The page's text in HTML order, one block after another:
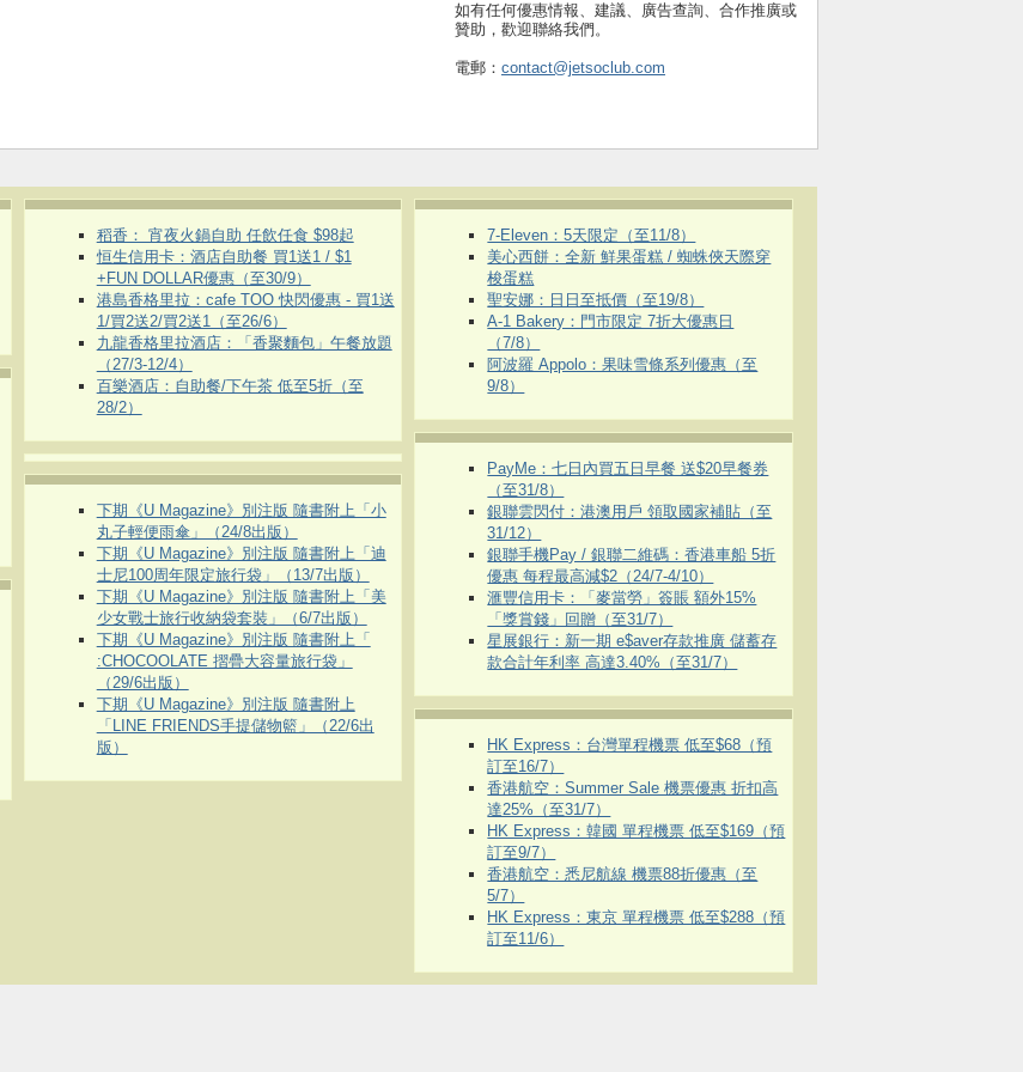
如有任何優惠情報、建議、廣告查詢、合作推廣或
贊助，歡迎聯絡我們。
電郵： contact@jetsoclub.com
稻香： 宵夜火鍋自助 任飲任食 $98起
恒生信用卡：酒店自助餐 買1送1 / $1
+FUN DOLLAR優惠（至30/9）
港島香格里拉：cafe TOO 快閃優惠 - 買1送
1/買2送2/買2送1（至26/6）
九龍香格里拉酒店：「香聚麵包」午餐放題
（27/3-12/4）
百樂酒店：自助餐/下午茶 低至5折（至
28/2）
下期《U Magazine》別注版 隨書附上「小
丸子輕便雨傘」（24/8出版）
下期《U Magazine》別注版 隨書附上「迪
士尼100周年限定旅行袋」（13/7出版）
下期《U Magazine》別注版 隨書附上「美
少女戰士旅行收納袋套裝」（6/7出版）
下期《U Magazine》別注版 隨書附上「
:CHOCOOLATE 摺疊大容量旅行袋」
（29/6出版）
下期《U Magazine》別注版 隨書附上
「LINE FRIENDS手提儲物籃」（22/6出
版）
7-Eleven：5天限定（至11/8）
美心西餅：全新 鮮果蛋糕 / 蜘蛛俠天際穿
梭蛋糕
聖安娜：日日至抵價（至19/8）
A-1 Bakery：門市限定 7折大優惠日
（7/8）
阿波羅 Appolo：果味雪條系列優惠（至
9/8）
PayMe：七日內買五日早餐 送$20早餐券
（至31/8）
銀聯雲閃付：港澳用戶 領取國家補貼（至
31/12）
銀聯手機Pay / 銀聯二維碼：香港車船 5折
優惠 每程最高減$2（24/7-4/10）
滙豐信用卡：「麥當勞」簽賬 額外15%
「獎賞錢」回贈（至31/7）
星展銀行：新一期 e$aver存款推廣 儲蓄存
款合計年利率 高達3.40%（至31/7）
HK Express：台灣單程機票 低至$68（預
訂至16/7）
香港航空：Summer Sale 機票優惠 折扣高
達25%（至31/7）
HK Express：韓國 單程機票 低至$169（預
訂至9/7）
香港航空：悉尼航線 機票88折優惠（至
5/7）
HK Express：東京 單程機票 低至$288（預
訂至11/6）